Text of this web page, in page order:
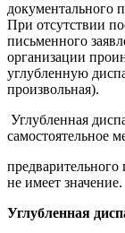
документального
При отсутствии
письменного
организации
углубленную
произвольная).
Углубленная
самостоятельное
не имеет значение.
Углубленная